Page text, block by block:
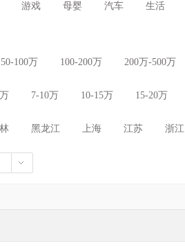
游戏 母婴 汽车 生活
50-100万 100-200万 200万-500万
7-10万 10-15万 15-20万
黑龙江 上海 江苏 浙江
贵州